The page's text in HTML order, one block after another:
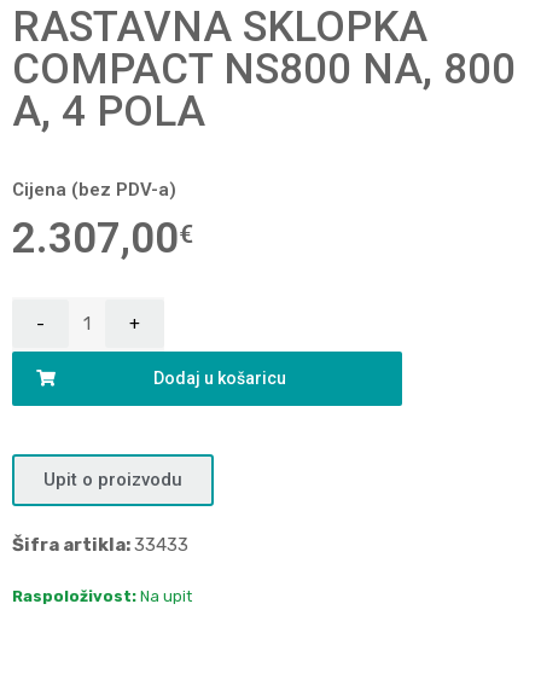
RASTAVNA SKLOPKA
COMPACT NS800 NA, 800
A, 4 POLA
Cijena (bez PDV-a)
2.307,00€
Dodaj u košaricu
Upit o proizvodu
Šifra artikla:33433
Raspoloživost: Na upit